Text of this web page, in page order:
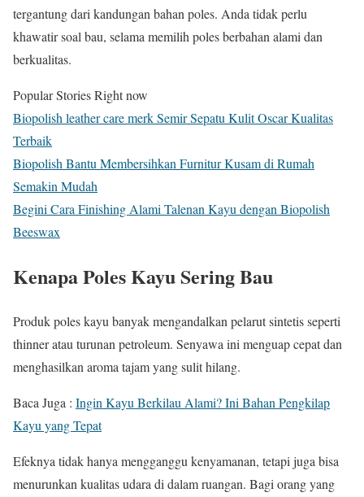
tergantung dari kandungan bahan poles. Anda tidak perlu
khawatir soal bau, selama memilih poles berbahan alami dan
berkualitas.
Popular Stories Right now
Biopolish leather care merk Semir Sepatu Kulit Oscar Kualitas
Terbaik
Biopolish Bantu Membersihkan Furnitur Kusam di Rumah
Semakin Mudah
Begini Cara Finishing Alami Talenan Kayu dengan Biopolish
Beeswax
Kenapa Poles Kayu Sering Bau
Produk poles kayu banyak mengandalkan pelarut sintetis seperti
thinner atau turunan petroleum. Senyawa ini menguap cepat dan
menghasilkan aroma tajam yang sulit hilang.
Baca Juga : Ingin Kayu Berkilau Alami? Ini Bahan Pengkilap
Kayu yang Tepat
Efeknya tidak hanya mengganggu kenyamanan, tetapi juga bisa
menurunkan kualitas udara di dalam ruangan. Bagi orang yang